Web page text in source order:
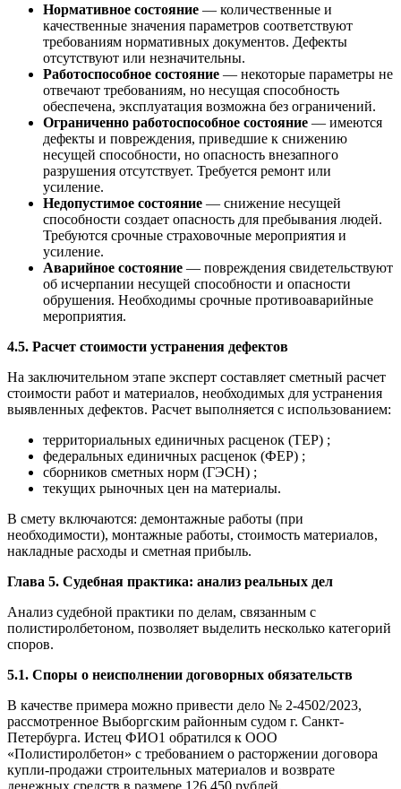
Нормативное состояние — количественные и
качественные значения параметров соответствуют
требованиям нормативных документов. Дефекты
отсутствуют или незначительны.
Работоспособное состояние — некоторые параметры не
отвечают требованиям, но несущая способность
обеспечена, эксплуатация возможна без ограничений.
Ограниченно работоспособное состояние — имеются
дефекты и повреждения, приведшие к снижению
несущей способности, но опасность внезапного
разрушения отсутствует. Требуется ремонт или
усиление.
Недопустимое состояние — снижение несущей
способности создает опасность для пребывания людей.
Требуются срочные страховочные мероприятия и
усиление.
Аварийное состояние — повреждения свидетельствуют
об исчерпании несущей способности и опасности
обрушения. Необходимы срочные противоаварийные
мероприятия.
4.5. Расчет стоимости устранения дефектов
На заключительном этапе эксперт составляет сметный расчет
стоимости работ и материалов, необходимых для устранения
выявленных дефектов. Расчет выполняется с использованием:
территориальных единичных расценок (ТЕР) ;
федеральных единичных расценок (ФЕР) ;
сборников сметных норм (ГЭСН) ;
текущих рыночных цен на материалы.
В смету включаются: демонтажные работы (при
необходимости), монтажные работы, стоимость материалов,
накладные расходы и сметная прибыль.
Глава 5. Судебная практика: анализ реальных дел
Анализ судебной практики по делам, связанным с
полистиролбетоном, позволяет выделить несколько категорий
споров.
5.1. Споры о неисполнении договорных обязательств
В качестве примера можно привести дело № 2-4502/2023,
рассмотренное Выборгским районным судом г. Санкт-
Петербурга. Истец ФИО1 обратился к ООО
«Полистиролбетон» с требованием о расторжении договора
купли-продажи строительных материалов и возврате
денежных средств в размере 126 450 рублей.